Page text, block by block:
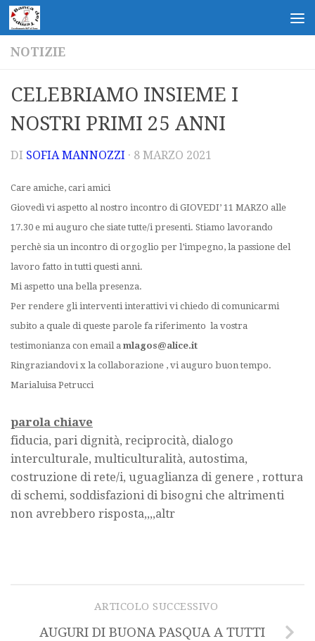
Salta al contenuto
NOTIZIE
CELEBRIAMO INSIEME I
NOSTRI PRIMI 25 ANNI
DI SOFIA MANNOZZI · 8 MARZO 2021
Care amiche, cari amici
Giovedì vi aspetto al nostro incontro di GIOVEDI’ 11 MARZO alle
17.30 e mi auguro che siate tutte/i presenti. Stiamo lavorando
perchè sia un incontro di orgoglio per l’impegno, la passione del
lavoro fatto in tutti questi anni.
Mi aspetto una bella presenza.
Per rendere gli interventi interattivi vi chiedo di comunicarmi
subito a quale di queste parole fa riferimento la vostra
testimonianza con email a mlagos@alice.it
Ringraziandovi x la collaborazione , vi auguro buon tempo.
Marialuisa Petrucci
parola chiave
fiducia, pari dignità, reciprocità, dialogo
interculturale, multiculturalità, autostima,
costruzione di rete/i, uguaglianza di genere , rottura
di schemi, soddisfazioni di bisogni che altrimenti
non avrebbero risposta,,,,altr
ARTICOLO SUCCESSIVO
AUGURI DI BUONA PASQUA A TUTTI